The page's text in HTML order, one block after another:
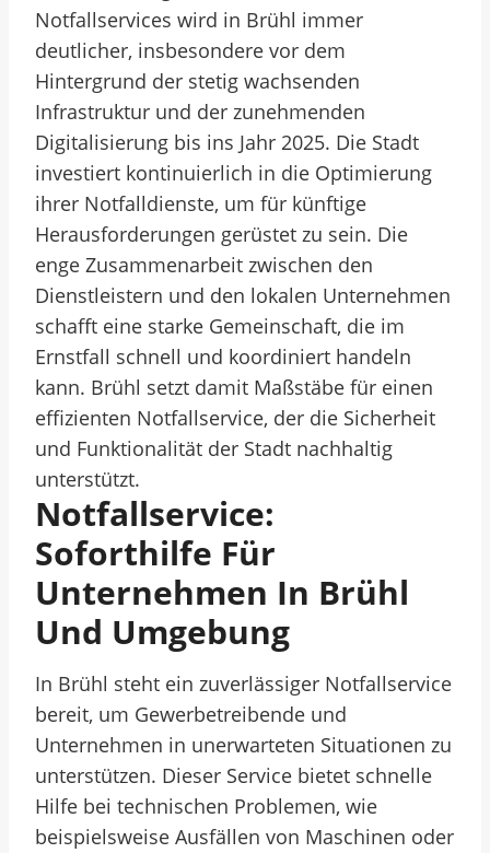
Notfallservices wird in Brühl immer
deutlicher, insbesondere vor dem
Hintergrund der stetig wachsenden
Infrastruktur und der zunehmenden
Digitalisierung bis ins Jahr 2025. Die Stadt
investiert kontinuierlich in die Optimierung
ihrer Notfalldienste, um für künftige
Herausforderungen gerüstet zu sein. Die
enge Zusammenarbeit zwischen den
Dienstleistern und den lokalen Unternehmen
schafft eine starke Gemeinschaft, die im
Ernstfall schnell und koordiniert handeln
kann. Brühl setzt damit Maßstäbe für einen
effizienten Notfallservice, der die Sicherheit
und Funktionalität der Stadt nachhaltig
unterstützt.
Notfallservice:
Soforthilfe Für
Unternehmen In Brühl
Und Umgebung
In Brühl steht ein zuverlässiger Notfallservice
bereit, um Gewerbetreibende und
Unternehmen in unerwarteten Situationen zu
unterstützen. Dieser Service bietet schnelle
Hilfe bei technischen Problemen, wie
beispielsweise Ausfällen von Maschinen oder